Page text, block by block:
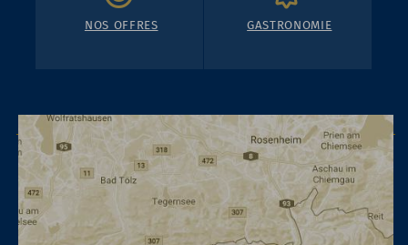
NOS OFFRES GASTRONOMIE